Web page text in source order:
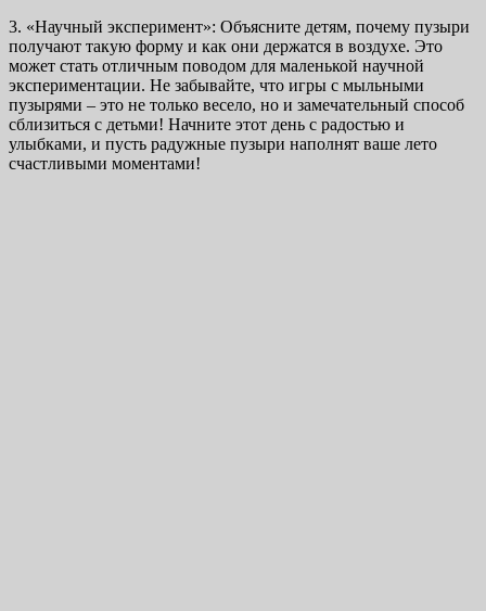
3. «Научный эксперимент»: Объясните детям, почему пузыри
получают такую форму и как они держатся в воздухе. Это
может стать отличным поводом для маленькой научной
экспериментации. Не забывайте, что игры с мыльными
пузырями – это не только весело, но и замечательный способ
сблизиться с детьми! Начните этот день с радостью и
улыбками, и пусть радужные пузыри наполнят ваше лето
счастливыми моментами!